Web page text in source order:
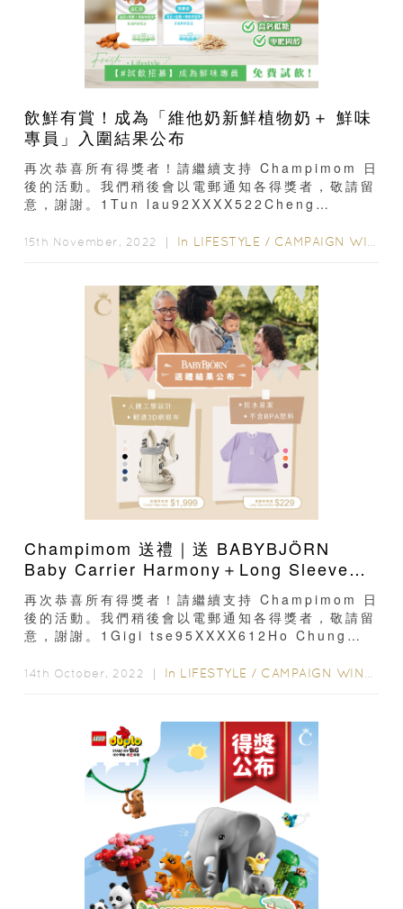
飲鮮有賞！成為「維他奶新鮮植物奶＋ 鮮味
專員」入圍結果公布
再次恭喜所有得獎者！請繼續支持 Champimom 日
後的活動。我們稍後會以電郵通知各得獎者，敬請留
意，謝謝。1Tun lau92XXXX522Cheng
Lee96XXXX045Joyce So92XXXX066Pang
15th November, 2022 ｜ In LIFESTYLE / CAMPAIGN WINNERS
Champimom 送禮｜送 BABYBJÖRN
Baby Carrier Harmony＋Long Sleeve
Bib 結果公布
再次恭喜所有得獎者！請繼續支持 Champimom 日
後的活動。我們稍後會以電郵通知各得獎者，敬請留
意，謝謝。1Gigi tse95XXXX612Ho Chung
ph Lai62XXXX715Leo Lee98XXXX66
14th October, 2022 ｜ In LIFESTYLE / CAMPAIGN WINNERS